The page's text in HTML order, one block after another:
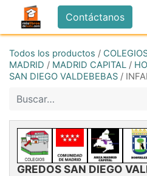
Contáctanos
Todos los productos /
MADRID / MADRID CAPITAL /
SAN DIEGO VALDEBEBAS /
GREDOS SAN DIEGO